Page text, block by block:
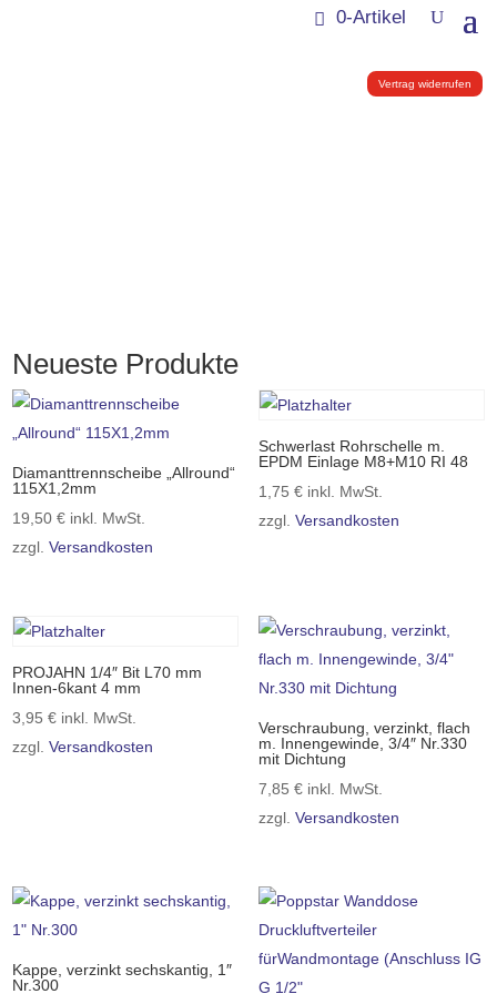
0-Artikel
Vertrag widerrufen
Neueste Produkte
Diamanttrennscheibe „Allround“
115X1,2mm
19,50€ inkl. MwSt.
zzgl.Versandkosten
Schwerlast Rohrschelle m.
EPDM Einlage M8+M10 RI 48
1,75 € inkl. MwSt.
zzgl. Versandkosten
PROJAHN 1/4″ Bit L70 mm
Innen-6kant 4 mm
3,95€ inkl. MwSt.
zzgl.Versandkosten
Verschraubung, verzinkt, flach
m. Innengewinde, 3/4″ Nr.330
mit Dichtung
7,85 € inkl. MwSt.
zzgl. Versandkosten
Kappe, verzinkt sechskantig, 1″
Nr.300